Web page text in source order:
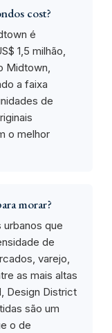
cost?
é
1,5 milhão,
Midtown,
a faixa
de
o melhor
morar?
que
de
varejo,
as mais altas
Design District
são um
o de